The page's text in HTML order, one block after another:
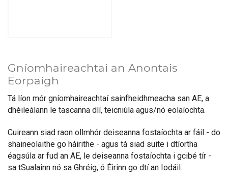
Gníomhaireachtai an Anontais
Eorpaigh
Tá líon mór gníomhaireachtaí sainfheidhmeacha san AE, a
dhéileálann le tascanna dlí, teicniúla agus/nó eolaíochta.
Cuireann siad raon ollmhór deiseanna fostaíochta ar fáil - do
shaineolaithe go háirithe - agus tá siad suite i dtíortha
éagsúla ar fud an AE, le deiseanna fostaíochta i gcibé tír -
sa tSualainn nó sa Ghréig, ó Éirinn go dtí an Iodáil.